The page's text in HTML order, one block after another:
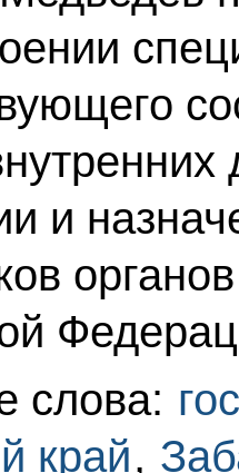
и
слова:
край,